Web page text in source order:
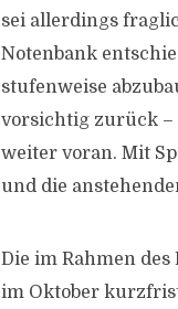
sei allerdings
Notenbank
stufenweise
vorsichtig zurück –
weiter voran. Mit
und die
Die im Rahmen
im Oktober